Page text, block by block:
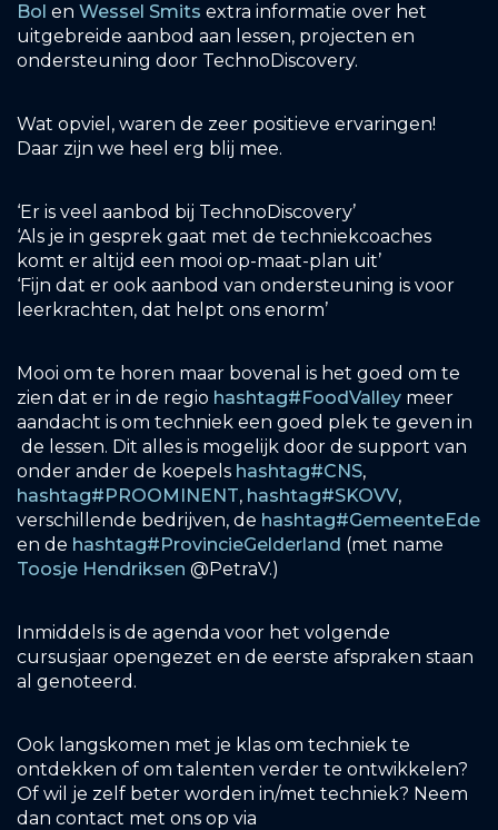
Bol en Wessel Smits extra informatie over het
uitgebreide aanbod aan lessen, projecten en
ondersteuning door TechnoDiscovery.
Wat opviel, waren de zeer positieve ervaringen!
Daar zijn we heel erg blij mee.
‘Er is veel aanbod bij TechnoDiscovery’
‘Als je in gesprek gaat met de techniekcoaches
komt er altijd een mooi op-maat-plan uit’
‘Fijn dat er ook aanbod van ondersteuning is voor
leerkrachten, dat helpt ons enorm’
Mooi om te horen maar bovenal is het goed om te
zien dat er in de regio hashtag#FoodValley meer
aandacht is om techniek een goed plek te geven in
de lessen. Dit alles is mogelijk door de support van
onder ander de koepels hashtag#CNS,
hashtag#PROOMINENT, hashtag#SKOVV,
verschillende bedrijven, de hashtag#GemeenteEde
en de hashtag#ProvincieGelderland (met name
Toosje Hendriksen @PetraV.)
Inmiddels is de agenda voor het volgende
cursusjaar opengezet en de eerste afspraken staan
al genoteerd.
Ook langskomen met je klas om techniek te
ontdekken of om talenten verder te ontwikkelen?
Of wil je zelf beter worden in/met techniek? Neem
dan contact met ons op via